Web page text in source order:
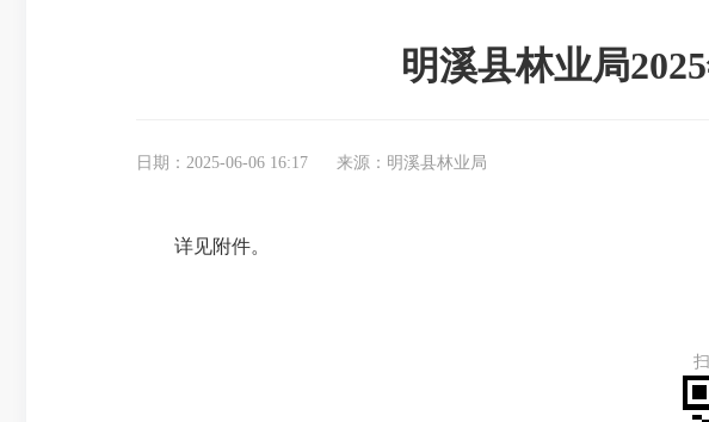
明溪县林业局
日期：2025-06-06 16:17 来源：明溪县林业局
详见附件。